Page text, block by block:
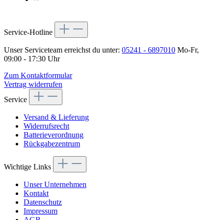
Service-Hotline
Unser Serviceteam erreichst du unter: 05241 - 6897010 Mo-Fr,
09:00 - 17:30 Uhr
Zum Kontaktformular
Vertrag widerrufen
Service
Versand & Lieferung
Widerrufsrecht
Batterieverordnung
Rückgabezentrum
Wichtige Links
Unser Unternehmen
Kontakt
Datenschutz
Impressum